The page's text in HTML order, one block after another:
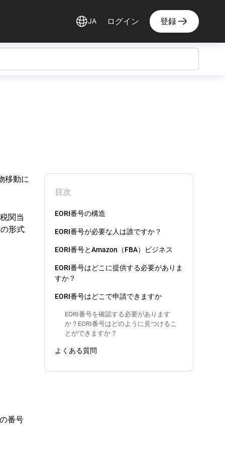
JA ログイン 登録
目次
EORI番号の構造
EORI番号が必要な人は誰ですか？
EORI番号とAmazon（FBA）ビジネス
EORI番号はどこに提供する必要がありま
すか？
EORI番号はどこで申請できますか
EORI番号を確認する必要があります
か？EORI番号はどのように見つけるこ
とができますか？
よくある質問
移動に
関当
形式
番号